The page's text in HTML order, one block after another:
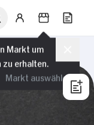
Markt um
erhalten.
Markt auswählen